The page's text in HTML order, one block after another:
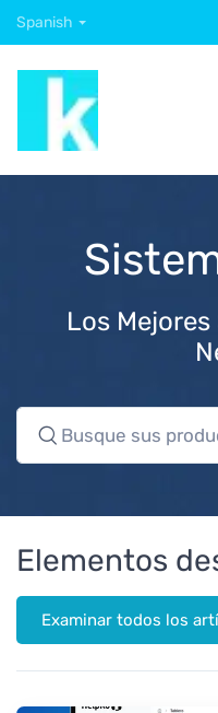
Spanish
Los
Elementos
Examinar todos los